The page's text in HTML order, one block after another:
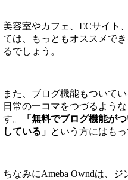
美容室やカフェ、ECサイト
ては、もっともオススメで
るでしょう。
また、ブログ機能もついて
日常の一コマをつづるよう
す。
「無料でブログ機能が
している」 という方にはも
ちなみにAmeba Owndは、ジ